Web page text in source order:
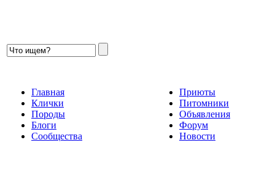
Главная
Клички
Породы
Блоги
Сообщества
Приюты
Питомники
Объявления
Форум
Новости